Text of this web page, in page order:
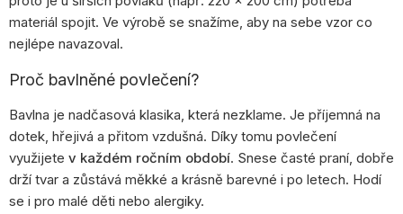
materiál spojit. Ve výrobě se snažíme, aby na sebe vzor co
nejlépe navazoval.
Proč bavlněné povlečení?
Bavlna je nadčasová klasika, která nezklame. Je příjemná na
dotek, hřejivá a přitom vzdušná. Díky tomu povlečení
využijete v každém ročním období. Snese časté praní, dobře
drží tvar a zůstává měkké a krásně barevné i po letech. Hodí
se i pro malé děti nebo alergiky.